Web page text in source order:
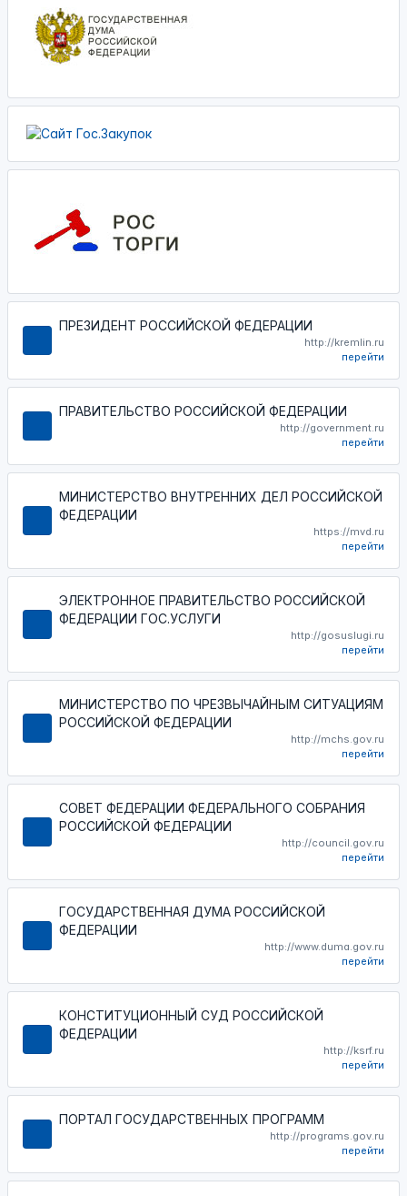
ПРЕЗИДЕНТ РОССИЙСКОЙ ФЕДЕРАЦИИ
http://kremlin.ru
перейти
ПРАВИТЕЛЬСТВО РОССИЙСКОЙ ФЕДЕРАЦИИ
http://government.ru
перейти
МИНИСТЕРСТВО ВНУТРЕННИХ ДЕЛ РОССИЙСКОЙ
ФЕДЕРАЦИИ
https://mvd.ru
перейти
ЭЛЕКТРОННОЕ ПРАВИТЕЛЬСТВО РОССИЙСКОЙ
ФЕДЕРАЦИИ ГОС.УСЛУГИ
http://gosuslugi.ru
перейти
МИНИСТЕРСТВО ПО ЧРЕЗВЫЧАЙНЫМ СИТУАЦИЯМ
РОССИЙСКОЙ ФЕДЕРАЦИИ
http://mchs.gov.ru
перейти
СОВЕТ ФЕДЕРАЦИИ ФЕДЕРАЛЬНОГО СОБРАНИЯ
РОССИЙСКОЙ ФЕДЕРАЦИИ
http://council.gov.ru
перейти
ГОСУДАРСТВЕННАЯ ДУМА РОССИЙСКОЙ
ФЕДЕРАЦИИ
http://www.duma.gov.ru
перейти
КОНСТИТУЦИОННЫЙ СУД РОССИЙСКОЙ
ФЕДЕРАЦИИ
http://ksrf.ru
перейти
ПОРТАЛ ГОСУДАРСТВЕННЫХ ПРОГРАММ
http://programs.gov.ru
перейти